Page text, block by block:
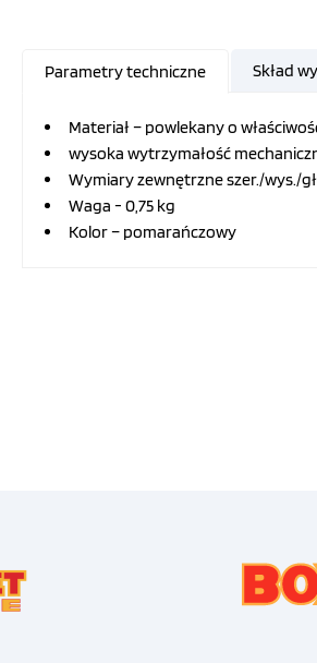
Parametry techniczne Skład
Materiał – powlekany o
wysoka wytrzymałość
Wymiary zewnętrzne szer./wys./
Waga - 0,75 kg
Kolor – pomarańczowy